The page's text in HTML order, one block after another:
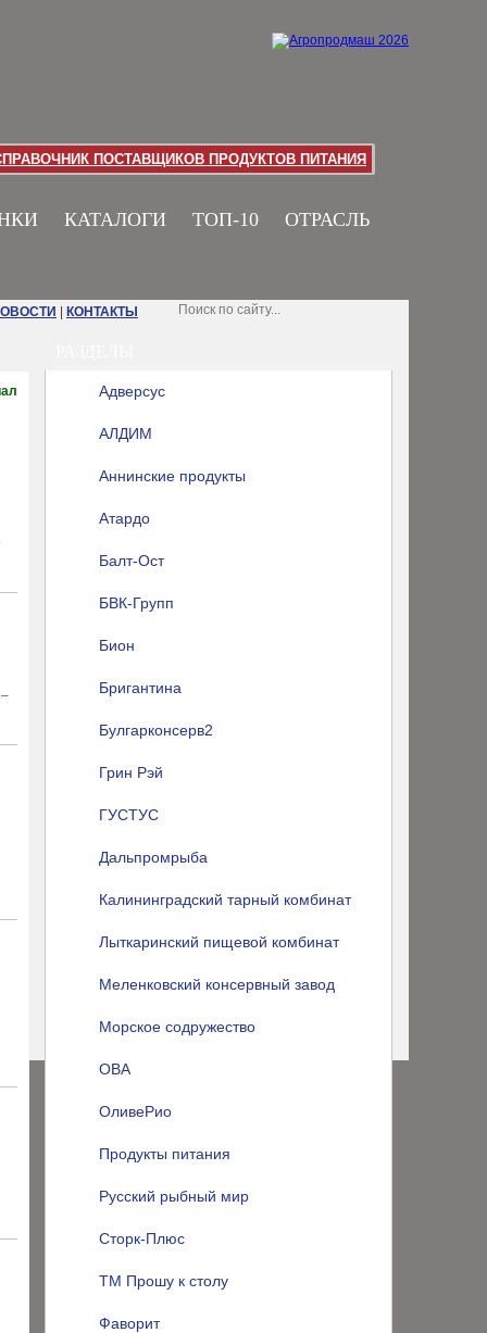
ПОСТАВЩИКОВ ПРОДУКТОВ ПИТАНИЯ
КАТАЛОГИ ТОП-10 ОТРАСЛЬ
Адверсус
АЛДИМ
Аннинские продукты
Атардо
Балт-Ост
БВК-Групп
Бион
Бригантина
Булгарконсерв2
Грин Рэй
ГУСТУС
Дальпромрыба
Калининградский тарный комбинат
Лыткаринский пищевой комбинат
Меленковский консервный завод
Морское содружество
ОВА
ОливеРио
Продукты питания
Русский рыбный мир
Сторк-Плюс
ТМ Прошу к столу
Фаворит
КОНТАКТЫ